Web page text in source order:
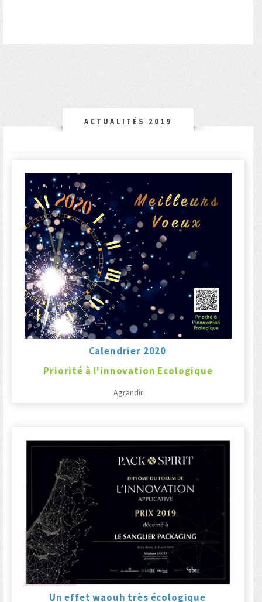
ACTUALITÉS 2019
Calendrier 2020
Priorité à l'innovation Ecologique
Agrandir
Un effet waouh très écologique